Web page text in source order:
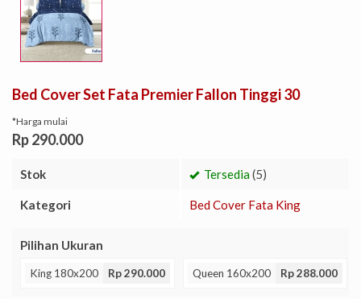
Bed Cover Set Fata Premier Fallon Tinggi 30
*Harga mulai
Rp 290.000
Stok Tersedia(5)
Kategori Bed Cover Fata King
Pilihan Ukuran
King 180x200 Rp 290.000 Queen 160x200 Rp 288.000